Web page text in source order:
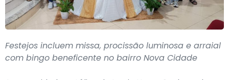
Festejos incluem missa, procissão luminosa e arraial
com bingo beneficente no bairro Nova Cidade